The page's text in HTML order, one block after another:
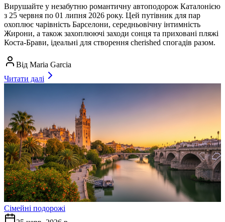
Вирушайте у незабутню романтичну автоподорож Каталонією
з 25 червня по 01 липня 2026 року. Цей путівник для пар
охоплює чарівність Барселони, середньовічну інтимність
Жирони, а також захоплюючі заходи сонця та приховані пляжі
Коста-Брави, ідеальні для створення cherished спогадів разом.
Від Maria Garcia
Читати далі
Сімейні подорожі